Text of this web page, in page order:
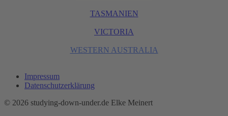
TASMANIEN
VICTORIA
WESTERN AUSTRALIA
Impressum
Datenschutzerklärung
© 2026 studying-down-under.de Elke Meinert